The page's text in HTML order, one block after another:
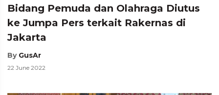
Bidang Pemuda dan Olahraga Diutus
ke Jumpa Pers terkait Rakernas di
Jakarta
By GusAr
22 June 2022